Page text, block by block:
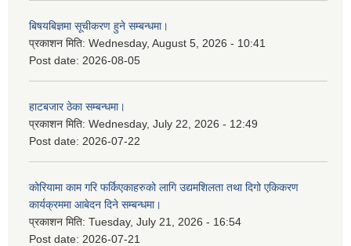
बिषयबिज्ञमा सूचीकरण हुने सम्बन्धमा।
प्रकाशन मिति: Wednesday, August 5, 2026 - 10:41
Post date: 2026-08-05
हाटबजार ठेका सम्बन्धमा।
प्रकाशन मिति: Wednesday, July 22, 2026 - 12:49
Post date: 2026-07-22
कोरियामा काम गरि फर्किएकाहरुको लागि उद्यमशिलता तथा दिगो एकिकरण
कार्यक्रममा आबेदन दिने सम्बन्धमा।
प्रकाशन मिति: Tuesday, July 21, 2026 - 16:54
Post date: 2026-07-21